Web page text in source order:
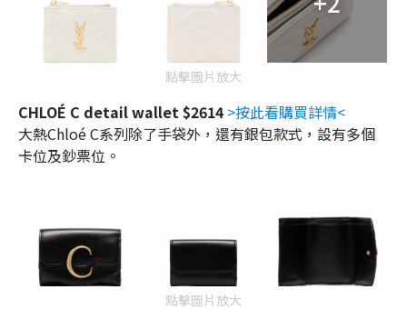
點擊圖片放大
CHLOÉ C detail wallet $2614 >按此看購買詳情<
大熱Chloé C系列除了手袋外，還有銀包款式，設有多個
卡位及鈔票位。
點擊圖片放大